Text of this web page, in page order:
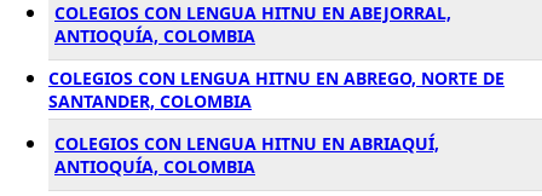
COLEGIOS CON LENGUA HITNU EN ABEJORRAL,
ANTIOQUÍA, COLOMBIA
COLEGIOS CON LENGUA HITNU EN ABREGO, NORTE DE
SANTANDER, COLOMBIA
COLEGIOS CON LENGUA HITNU EN ABRIAQUÍ,
ANTIOQUÍA, COLOMBIA